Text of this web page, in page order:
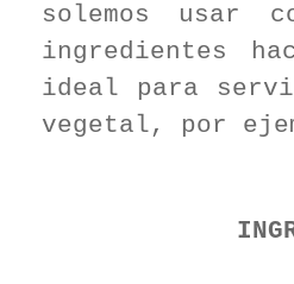
solemos usar
ingredientes
ideal para
vegetal, por